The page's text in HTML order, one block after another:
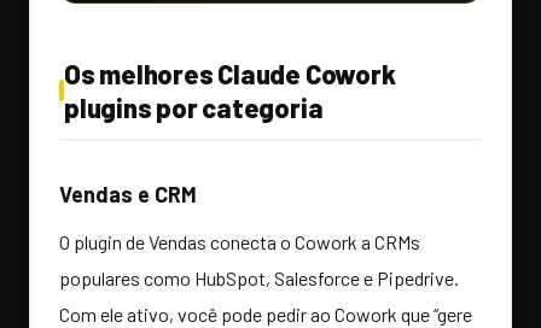
Os melhores Claude Cowork
plugins por categoria
Vendas e CRM
O plugin de Vendas conecta o Cowork a CRMs
populares como HubSpot, Salesforce e Pipedrive.
Com ele ativo, você pode pedir ao Cowork que “gere